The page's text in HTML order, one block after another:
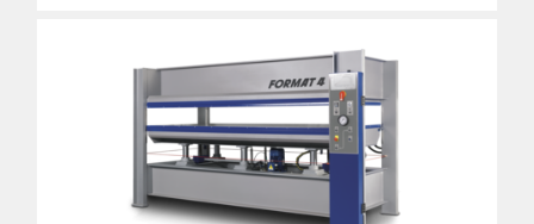
Odsavače
Filtrační a odprašovací jednotky
Podavače
Dílenské vybavení